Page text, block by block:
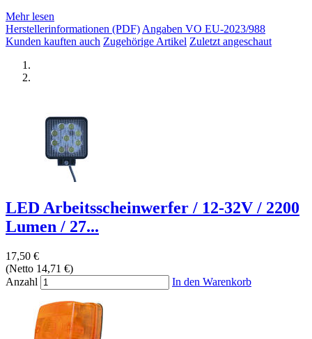
Mehr lesen
Herstellerinformationen (PDF)Angaben VO EU-2023/988
Kunden kauften auch Zugehörige Artikel Zuletzt angeschaut
LED Arbeitsscheinwerfer / 12-32V / 2200
Lumen / 27...
17,50 €
(Netto 14,71 €)
Anzahl
In den Warenkorb